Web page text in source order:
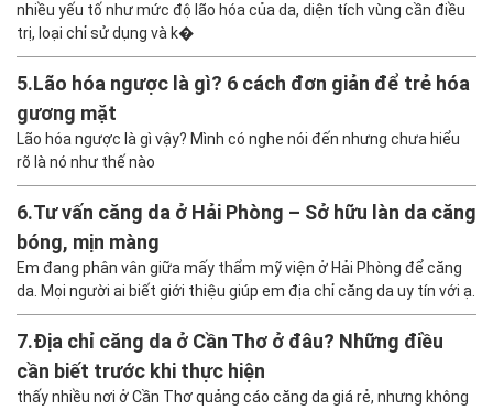
nhiều yếu tố như mức độ lão hóa của da, diện tích vùng cần điều
trị, loại chỉ sử dụng và k�
5.Lão hóa ngược là gì? 6 cách đơn giản để trẻ hóa
gương mặt
Lão hóa ngược là gì vậy? Mình có nghe nói đến nhưng chưa hiểu
rõ là nó như thế nào
6.Tư vấn căng da ở Hải Phòng – Sở hữu làn da căng
bóng, mịn màng
Em đang phân vân giữa mấy thẩm mỹ viện ở Hải Phòng để căng
da. Mọi người ai biết giới thiệu giúp em địa chỉ căng da uy tín với ạ.
7.Địa chỉ căng da ở Cần Thơ ở đâu? Những điều
cần biết trước khi thực hiện
thấy nhiều nơi ở Cần Thơ quảng cáo căng da giá rẻ, nhưng không